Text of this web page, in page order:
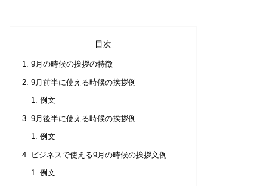
目次
9月の時候の挨拶の特徴
9月前半に使える時候の挨拶例
例文
9月後半に使える時候の挨拶例
例文
ビジネスで使える9月の時候の挨拶文例
例文